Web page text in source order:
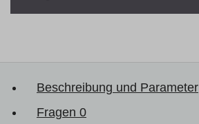
Beschreibung und Parameter
Fragen 0